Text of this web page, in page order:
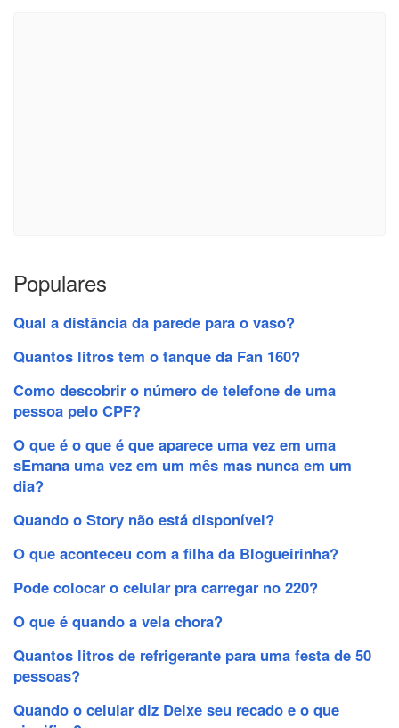
Populares
Qual a distância da parede para o vaso?
Quantos litros tem o tanque da Fan 160?
Como descobrir o número de telefone de uma
pessoa pelo CPF?
O que é o que é que aparece uma vez em uma
sEmana uma vez em um mês mas nunca em um
dia?
Quando o Story não está disponível?
O que aconteceu com a filha da Blogueirinha?
Pode colocar o celular pra carregar no 220?
O que é quando a vela chora?
Quantos litros de refrigerante para uma festa de 50
pessoas?
Quando o celular diz Deixe seu recado e o que